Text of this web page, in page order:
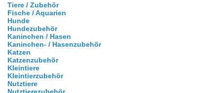
Tiere / Zubehör
Fische / Aquarien
Hunde
Hundezubehör
Kaninchen / Hasen
Kaninchen- / Hasenzubehör
Katzen
Katzenzubehör
Kleintiere
Kleintierzubehör
Nutztiere
Nutztierezubehör